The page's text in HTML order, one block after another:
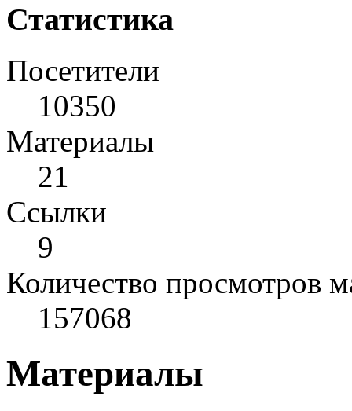
Статистика
Посетители
10350
Материалы
21
Cсылки
9
Количество просмотров
157068
Материалы